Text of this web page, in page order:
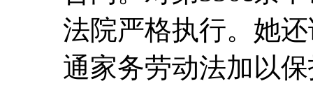
法院严格执行。她
通家务劳动法加以